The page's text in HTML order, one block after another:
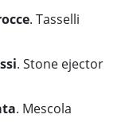
. Tasselli
. Stone ejector
. Mescola